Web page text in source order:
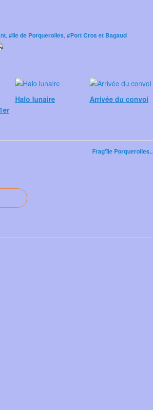
, #Ile de Porquerolles, #Port Cros et Bagaud
Halo lunaire Arrivée du convoi
Frag'île